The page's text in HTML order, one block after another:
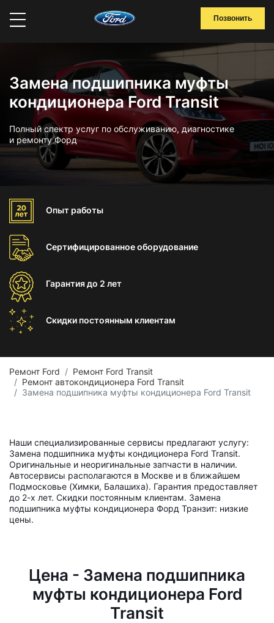
Позвонить
Замена подшипника муфты
кондиционера Ford Transit
Полный спектр услуг по обслуживанию, диагностике
и ремонту Форд
Опыт работы
Сертифицированноеоборудование
Гарантиядо 2 лет
Скидки постоянным клиентам
Ремонт Ford
Ремонт Ford Transit
Ремонт автокондиционера Ford Transit
Замена подшипника муфты кондиционера Ford Transit
Наши специализированные сервисы предлагают услугу:
Замена подшипника муфты кондиционера Ford Transit.
Оригинальные и неоригинальные запчасти в наличии.
Автосервисы располагаются в Москве и в ближайшем
Подмосковье (Химки, Балашиха). Гарантия предоставляет
до 2-х лет. Скидки постоянным клиентам. Замена
подшипника муфты кондиционера Форд Транзит: низкие
цены.
Цена - Замена подшипника
муфты кондиционера Ford
Transit